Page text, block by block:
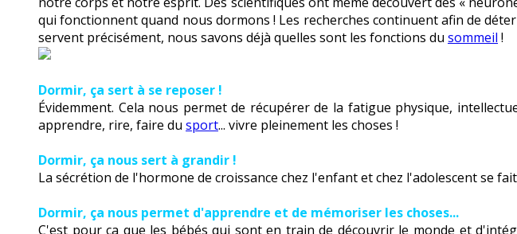
qui fonctionnent quand nous dormons ! Les recherches continuent afin de
servent précisément, nous savons déjà quelles sont les fonctions du sommeil !
Dormir, ça sert à se reposer !
Évidemment. Cela nous permet de récupérer de la fatigue physique,
apprendre, rire, faire du sport... vivre pleinement les choses !
Dormir, ça nous sert à grandir !
La sécrétion de l'hormone de croissance chez l'enfant et chez l'adolescent se
Dormir, ça nous permet d'apprendre et de mémoriser les choses...
C'est pour ça que les bébés qui sont en train de découvrir le monde et